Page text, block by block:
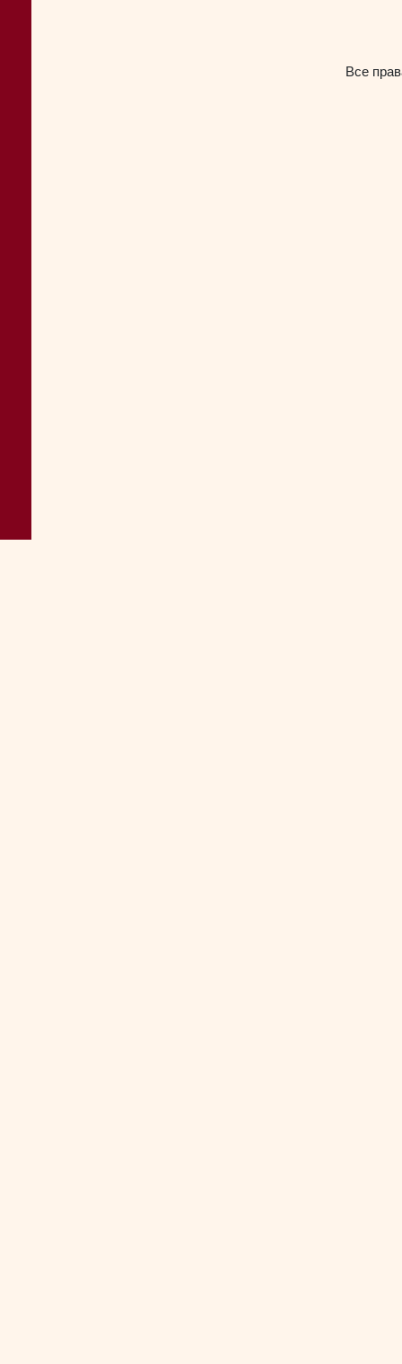
Все